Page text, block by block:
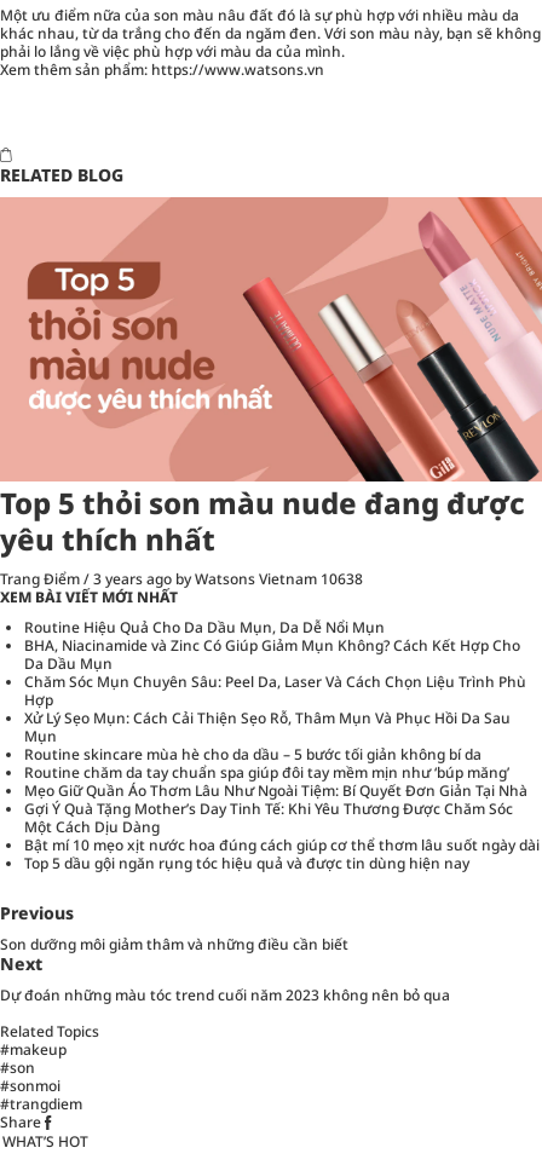
Một ưu điểm nữa của son màu nâu đất đó là sự phù hợp với nhiều màu da
khác nhau, từ da trắng cho đến da ngăm đen. Với son màu này, bạn sẽ không
phải lo lắng về việc phù hợp với màu da của mình.
Xem thêm sản phẩm: https://www.watsons.vn
RELATED BLOG
Top 5 thỏi son màu nude đang được
yêu thích nhất
Trang Điểm/3 years ago by Watsons Vietnam 10638
XEM BÀI VIẾT MỚI NHẤT
Routine Hiệu Quả Cho Da Dầu Mụn, Da Dễ Nổi Mụn
BHA, Niacinamide và Zinc Có Giúp Giảm Mụn Không? Cách Kết Hợp Cho
Da Dầu Mụn
Chăm Sóc Mụn Chuyên Sâu: Peel Da, Laser Và Cách Chọn Liệu Trình Phù
Hợp
Xử Lý Sẹo Mụn: Cách Cải Thiện Sẹo Rỗ, Thâm Mụn Và Phục Hồi Da Sau
Mụn
Routine skincare mùa hè cho da dầu – 5 bước tối giản không bí da
Routine chăm da tay chuẩn spa giúp đôi tay mềm mịn như ‘búp măng’
Mẹo Giữ Quần Áo Thơm Lâu Như Ngoài Tiệm: Bí Quyết Đơn Giản Tại Nhà
Gợi Ý Quà Tặng Mother’s Day Tinh Tế: Khi Yêu Thương Được Chăm Sóc
Một Cách Dịu Dàng
Bật mí 10 mẹo xịt nước hoa đúng cách giúp cơ thể thơm lâu suốt ngày dài
Top 5 dầu gội ngăn rụng tóc hiệu quả và được tin dùng hiện nay
Previous
Son dưỡng môi giảm thâm và những điều cần biết
Next
Dự đoán những màu tóc trend cuối năm 2023 không nên bỏ qua
Related Topics
#makeup
#son
#sonmoi
#trangdiem
Share
WHAT’S HOT